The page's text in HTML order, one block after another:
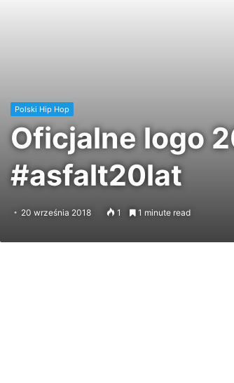
Polski Hip Hop
Oficjalne logo
#asfalt20lat
20 września 2018 1 1 minute read